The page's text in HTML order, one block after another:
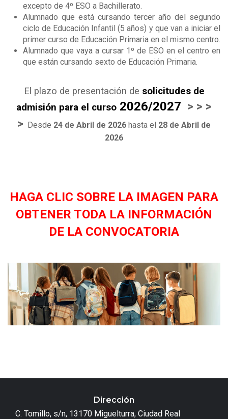
excepto de 4º ESO a Bachillerato.
Alumnado que está cursando tercer año del segundo
ciclo de Educación Infantil (5 años) y que van a iniciar el
primer curso de Educación Primaria en el mismo centro.
Alumnado que vaya a cursar 1º de ESO en el centro en
que están cursando sexto de Educación Primaria.
El plazo de presentación de solicitudes de
admisión para el curso 2026/2027 > > >
> Desde 24 de Abril de 2026 hasta el 28 de Abril de
2026
HAGA CLIC SOBRE LA IMAGEN PARA
OBTENER TODA LA INFORMACIÓN
DE LA CONVOCATORIA
Dirección
C. Tomillo, s/n, 13170 Miguelturra, Ciudad Real